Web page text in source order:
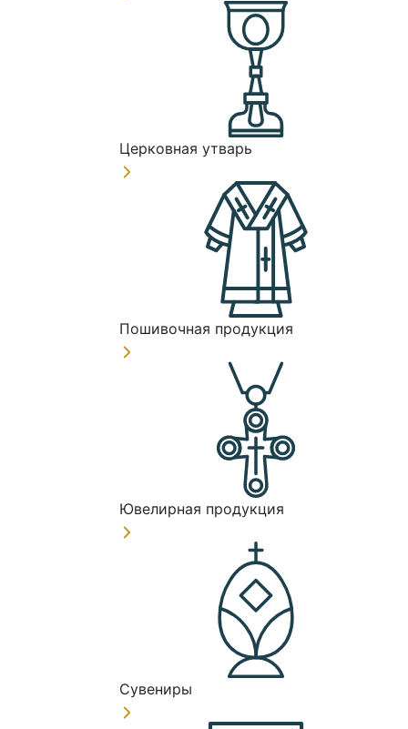
Церковная утварь
Пошивочная продукция
Ювелирная продукция
Сувениры